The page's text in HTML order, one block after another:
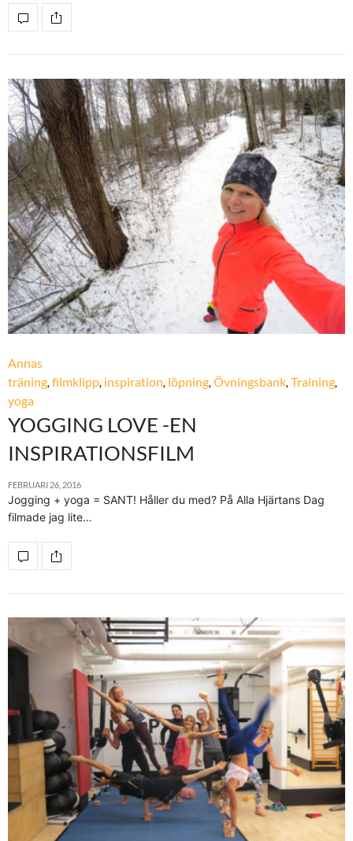
Annas
träning,filmklipp, inspiration, löpning,Övningsbank,Training,
yoga
YOGGING LOVE -EN
INSPIRATIONSFILM
FEBRUARI 26, 2016
Jogging + yoga = SANT! Håller du med? På Alla Hjärtans Dag
filmade jag lite…